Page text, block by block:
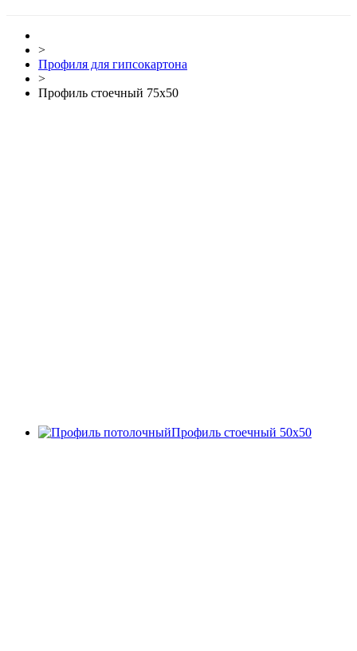
>
Профиля для гипсокартона
>
Профиль стоечный 75х50
Профиль стоечный 50х50